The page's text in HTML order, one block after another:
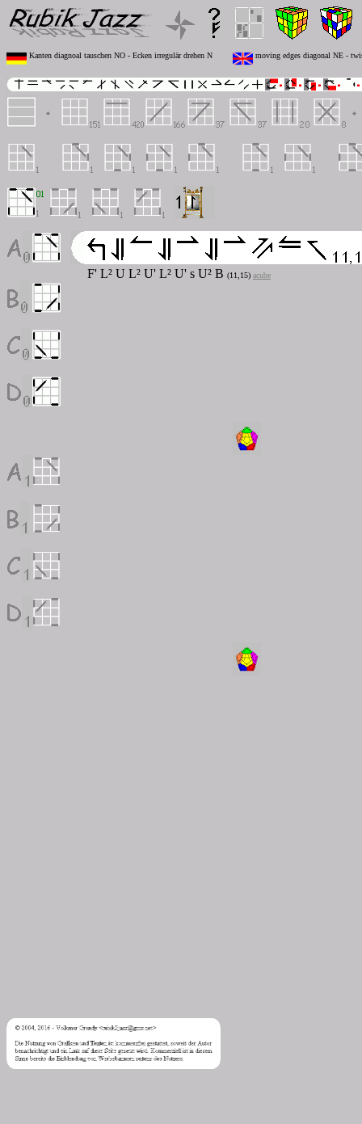
Kanten diagnoal tauschen NO - Ecken irregulär drehen N moving edges diagonal NE -
F' L² U L² U' L² U' s U² B (11,15) acube